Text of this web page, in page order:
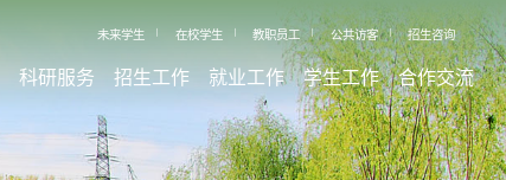
未来学生 在校学生 教职员工 公共访客 招生咨询
科研服务 招生工作 就业工作 学生工作 合作交流